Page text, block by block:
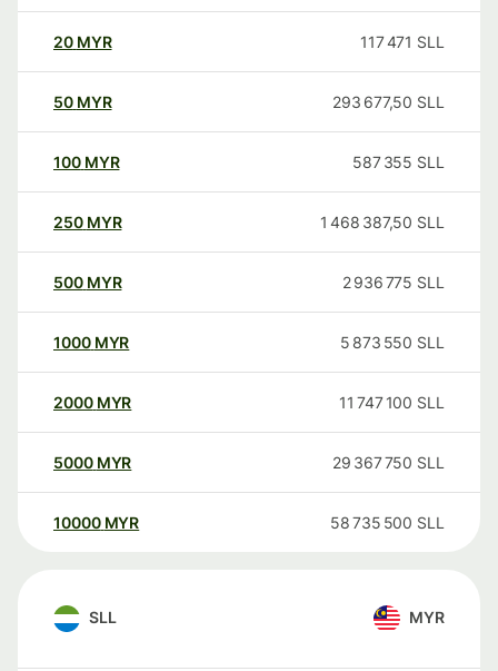
20 MYR 117 471 SLL
50 MYR 293 677,50 SLL
100 MYR 587 355 SLL
250 MYR 1 468 387,50 SLL
500 MYR 2 936 775 SLL
1000 MYR 5 873 550 SLL
2000 MYR 11 747 100 SLL
5000 MYR 29 367 750 SLL
10000 MYR 58 735 500 SLL
SLL MYR